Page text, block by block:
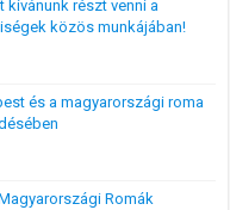
kívánunk részt venni a
közös munkájában!
és a magyarországi roma
Romák